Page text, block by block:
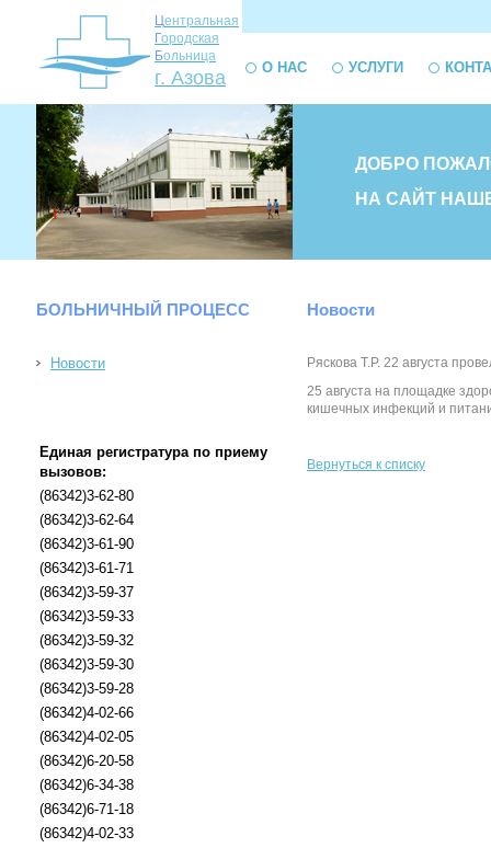
Центральная
Городская
Больница
г. Азова О НАС УСЛУГИ
ДОБРО
НА САЙТ
БОЛЬНИЧНЫЙ ПРОЦЕСС
Новости
Единая регистратура по приему
вызовов:
(86342)3-62-80
(86342)3-62-64
(86342)3-61-90
(86342)3-61-71
(86342)3-59-37
(86342)3-59-33
(86342)3-59-32
(86342)3-59-30
(86342)3-59-28
(86342)4-02-66
(86342)4-02-05
(86342)6-20-58
(86342)6-34-38
(86342)6-71-18
(86342)4-02-33
Новости
Ряскова Т.Р. 22 августа
25 августа на площадке
кишечных инфекций и
Вернуться к списку